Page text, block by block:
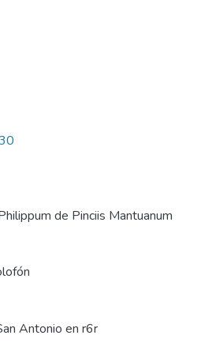
de Pinciis Mantuanum
Antonio en r6r